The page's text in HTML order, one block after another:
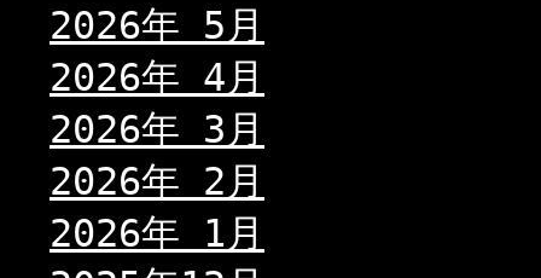
2026年 5月
2026年 4月
2026年 3月
2026年 2月
2026年 1月